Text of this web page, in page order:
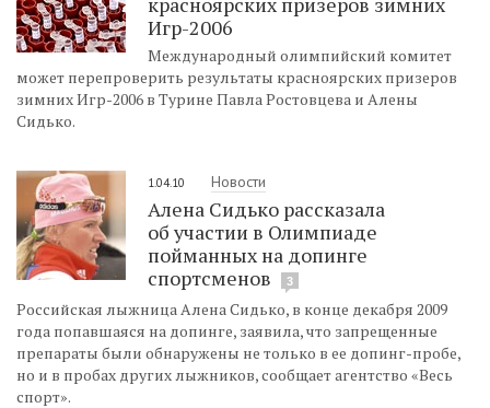
Игр-2006
Международный олимпийский комитет
может перепроверить результаты красноярских призеров
зимних Игр-2006 в Турине Павла Ростовцева и Алены
Сидько.
1.04.10 Новости
Алена Сидько рассказала
об участии в Олимпиаде
пойманных на допинге
спортсменов
3
Российская лыжница Алена Сидько, в конце декабря 2009
года попавшаяся на допинге, заявила, что запрещенные
препараты были обнаружены не только в ее допинг-пробе,
но и в пробах других лыжников, сообщает агентство «Весь
спорт».